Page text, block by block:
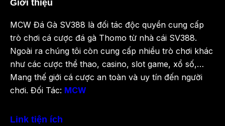
Giới thiệu
MCW Đá Gà SV388 là đối tác độc quyền cung cấp
trò chơi cá cược đá gà Thomo từ nhà cái SV388.
Ngoài ra chúng tôi còn cung cấp nhiều trò chơi khác
như các cược thể thao, casino, slot game, xổ số,…
Mang thế giới cá cược an toàn và uy tín đến người
chơi. Đối Tác: MCW
Link tiện ích